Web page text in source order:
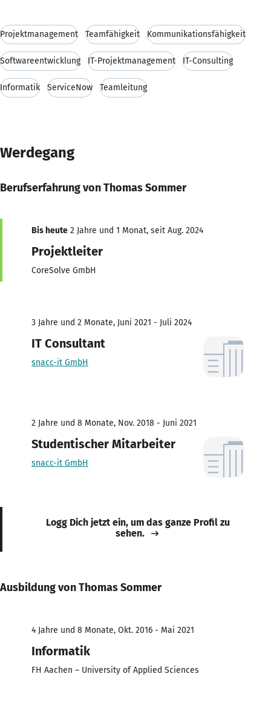
Projektmanagement Teamfähigkeit Kommunikationsfähigkeit
Softwareentwicklung IT-Projektmanagement IT-Consulting
Informatik ServiceNow Teamleitung
Werdegang
Berufserfahrung von Thomas Sommer
Bis heute 2 Jahre und 1 Monat, seit Aug. 2024
Projektleiter
CoreSolve GmbH
3 Jahre und 2 Monate, Juni 2021 - Juli 2024
IT Consultant
snacc-it GmbH
2 Jahre und 8 Monate, Nov. 2018 - Juni 2021
Studentischer Mitarbeiter
snacc-it GmbH
Logg Dich jetzt ein, um das ganze Profil zu
sehen.
Ausbildung von Thomas Sommer
4 Jahre und 8 Monate, Okt. 2016 - Mai 2021
Informatik
FH Aachen – University of Applied Sciences